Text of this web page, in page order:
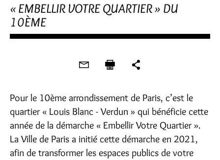
« EMBELLIR VOTRE QUARTIER » DU
10ÈME
Pour le 10ème arrondissement de Paris, c’est le
quartier « Louis Blanc - Verdun » qui bénéficie cette
année de la démarche « Embellir Votre Quartier ».
La Ville de Paris a initié cette démarche en 2021,
afin de transformer les espaces publics de votre